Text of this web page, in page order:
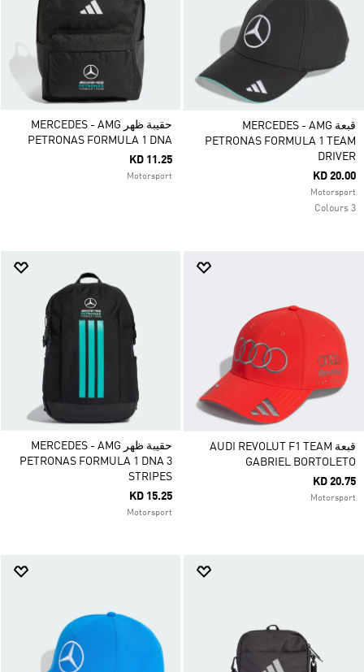
قبعة MERCEDES - AMG
PETRONAS FORMULA 1 TEAM
DRIVER
KD 20.00
Motorsport
3 Colours
حقيبة ظهر MERCEDES - AMG
PETRONAS FORMULA 1 DNA
KD 11.25
Motorsport
قبعة AUDI REVOLUT F1 TEAM
GABRIEL BORTOLETO
KD 20.75
Motorsport
حقيبة ظهر MERCEDES - AMG
PETRONAS FORMULA 1 DNA 3
STRIPES
KD 15.25
Motorsport